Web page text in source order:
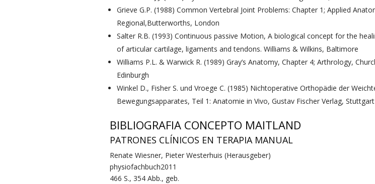
Grieve G.P. (1988) Common Vertebral Joint Problems: Chapter 1; Applied
Regional,Butterworths, London
Salter R.B. (1993) Continuous passive Motion, A biological concept for the
of articular cartilage, ligaments and tendons. Williams & Wilkins, Baltimore
Williams P.L. & Warwick R. (1989) Gray’s Anatomy, Chapter 4; Arthrology,
Edinburgh
Winkel D., Fisher S. und Vroege C. (1985) Nichtoperative Orthopädie der
Bewegungsapparates, Teil 1: Anatomie in Vivo, Gustav Fischer Verlag, Stuttgart
BIBLIOGRAFIA CONCEPTO MAITLAND
PATRONES CLÍNICOS EN TERAPIA MANUAL
Renate Wiesner, Pieter Westerhuis (Herausgeber)
physiofachbuch2011
466 S., 354 Abb., geb.